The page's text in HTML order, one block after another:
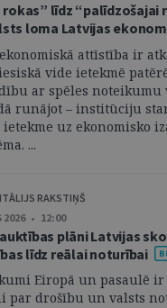
līdz “palīdzošajai
loma Latvijas
attīstība ir
vide ietekmē
ar spēles noteikumu
runājot – institūciju
uz ekonomisko
...
RAKSTIŅŠ
2026 • 12:00
plāni Latvijas
līdz reālai noturībai
Eiropā un pasaulē
par drošību un valsts